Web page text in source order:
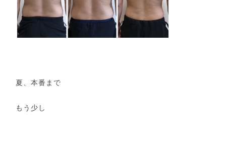
夏、本番まで
もう少し